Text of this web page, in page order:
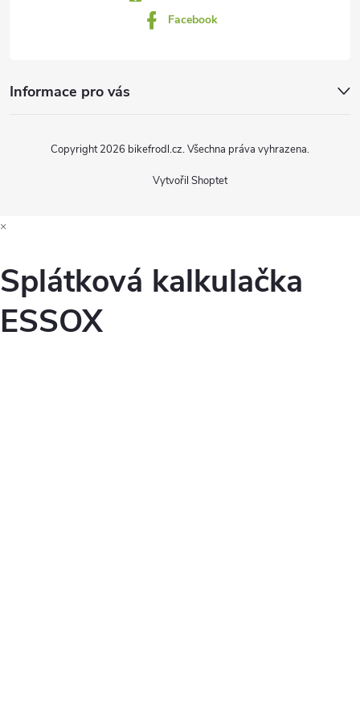
Facebook
Informace pro vás
Vytvořil Shoptet
Copyright 2026 bikefrodl.cz. Všechna práva vyhrazena.
×
Splátková kalkulačka
ESSOX